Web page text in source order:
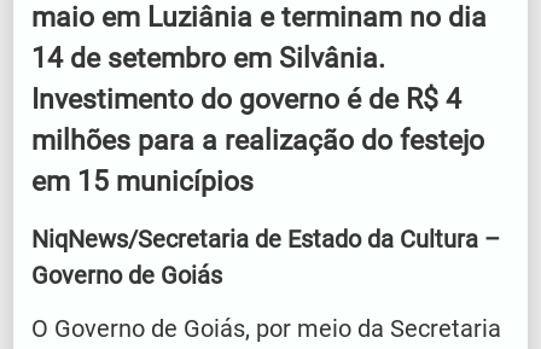
maio em Luziânia e terminam no dia
14 de setembro em Silvânia.
Investimento do governo é de R$ 4
milhões para a realização do festejo
em 15 municípios
NiqNews/Secretaria de Estado da Cultura –
Governo de Goiás
O Governo de Goiás, por meio da Secretaria